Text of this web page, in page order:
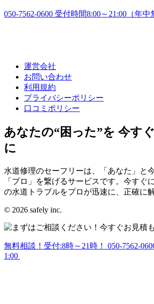
050-7562-0600 受付時間8:00～21:00（年中
運営会社
お問い合わせ
利用規約
プライバシーポリシー
口コミポリシー
あなたの“困った”を 今す
に
水道修理のセーフリーは、「あなた」と
「プロ」を繋げるサービスです。今すぐ
の水道トラブルをプロが迅速に、正確に
© 2026 safely inc.
無料相談！受付:8時～21時！ 050-7562-
1:00